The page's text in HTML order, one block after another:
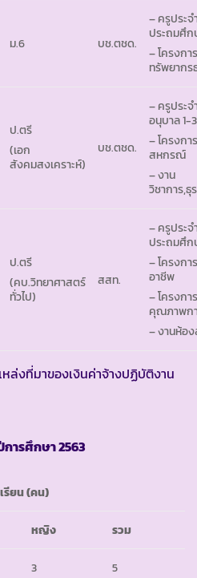
ม.6 บช.ตชด.
– ครูประจ
ประถมศึ
– โครงก
ทรัพยากร
ป.ตรี
(เอก
สังคมสงเคราะห์)
บช.ตชด.
– ครูประจ
อนุบาล 1-3
– โครงกา
สหกรณ์
– งาน
วิชาการ,ธุ
ป.ตรี
(คบ.วิทยาศาสตร์
ทั่วไป)
สสท.
– ครูประจ
ประถมศึก
– โครงก
อาชีพ
– โครงกา
คุณภาพก
– งานห้อ
ล่งที่มาของเงินค่าจ้างปฏิบัติงาน
การศึกษา2563
รียน (คน)
หญิง รวม
3 5